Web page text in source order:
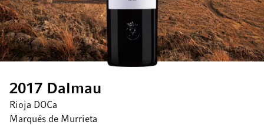
2017 Dalmau
Rioja DOCa
Marqués de Murrieta